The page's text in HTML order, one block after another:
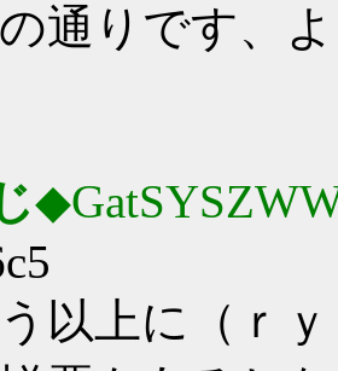
通りです、
以上に（ｒｙ